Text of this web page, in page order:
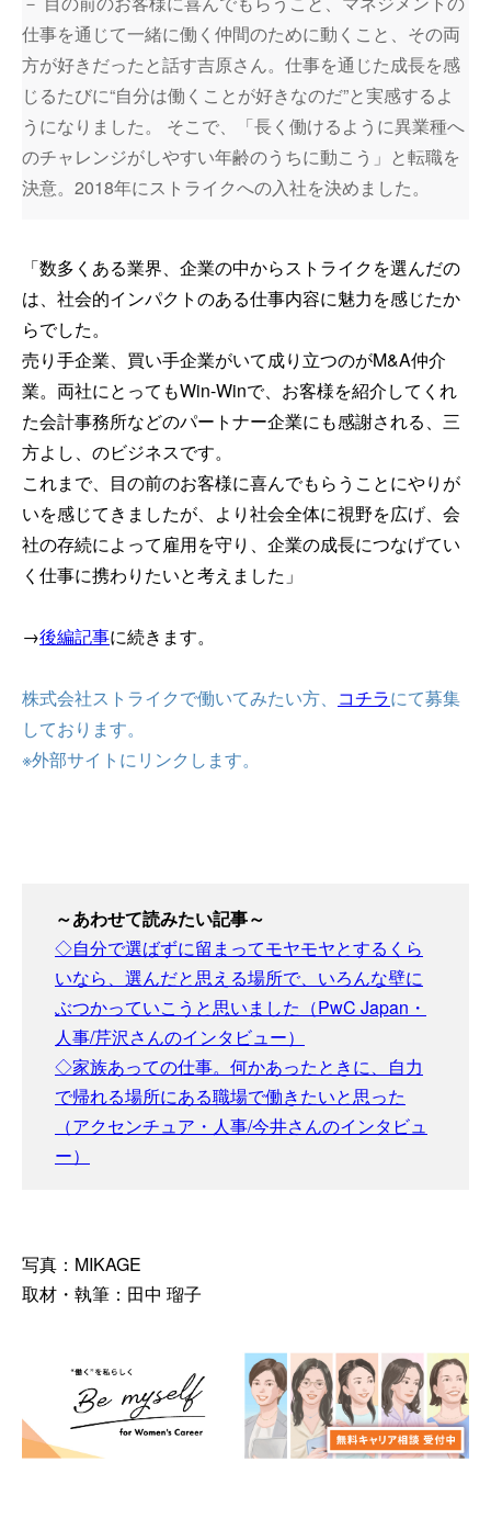
仕事を通じて一緒に働く仲間のために動くこと、その両
方が好きだったと話す吉原さん。仕事を通じた成長を感
じるたびに“自分は働くことが好きなのだ”と実感するよ
うになりました。 そこで、「長く働けるように異業種へ
のチャレンジがしやすい年齢のうちに動こう」と転職を
決意。2018年にストライクへの入社を決めました。
「数多くある業界、企業の中からストライクを選んだの
は、社会的インパクトのある仕事内容に魅力を感じたか
らでした。
売り手企業、買い手企業がいて成り立つのがM&A仲介
業。両社にとってもWin-Winで、お客様を紹介してくれ
た会計事務所などのパートナー企業にも感謝される、三
方よし、のビジネスです。
これまで、目の前のお客様に喜んでもらうことにやりが
いを感じてきましたが、より社会全体に視野を広げ、会
社の存続によって雇用を守り、企業の成長につなげてい
く仕事に携わりたいと考えました」
→後編記事に続きます。
株式会社ストライクで働いてみたい方、 コチラにて募集
しております。
※外部サイトにリンクします。
～あわせて読みたい記事～
◇自分で選ばずに留まってモヤモヤとするくら
いなら、選んだと思える場所で、いろんな壁に
ぶつかっていこうと思いました（PwC Japan・
人事/芹沢さんのインタビュー）
◇家族あっての仕事。何かあったときに、自力
で帰れる場所にある職場で働きたいと思った
（アクセンチュア・人事/今井さんのインタビュ
ー）
写真：MIKAGE
取材・執筆：田中 瑠子